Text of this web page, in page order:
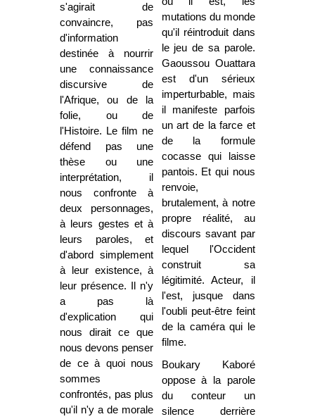
s'agirait de
convaincre, pas
d'information
destinée à nourrir
une connaissance
discursive de
l'Afrique, ou de la
folie, ou de
l'Histoire. Le film ne
défend pas une
thèse ou une
interprétation, il
nous confronte à
deux personnages,
à leurs gestes et à
leurs paroles, et
d'abord simplement
à leur existence, à
leur présence. Il n'y
a pas là
d'explication qui
nous dirait ce que
nous devons penser
de ce à quoi nous
sommes
confrontés, pas plus
qu'il n'y a de morale
mutations du monde
qu'il réintroduit dans
le jeu de sa parole.
Gaoussou Ouattara
est d'un sérieux
imperturbable, mais
il manifeste parfois
un art de la farce et
de la formule
cocasse qui laisse
pantois. Et qui nous
renvoie,
brutalement, à notre
propre réalité, au
discours savant par
lequel l'Occident
construit sa
légitimité. Acteur, il
l'est, jusque dans
l'oubli peut-être feint
de la caméra qui le
filme.
Boukary Kaboré
oppose à la parole
du conteur un
silence derrière